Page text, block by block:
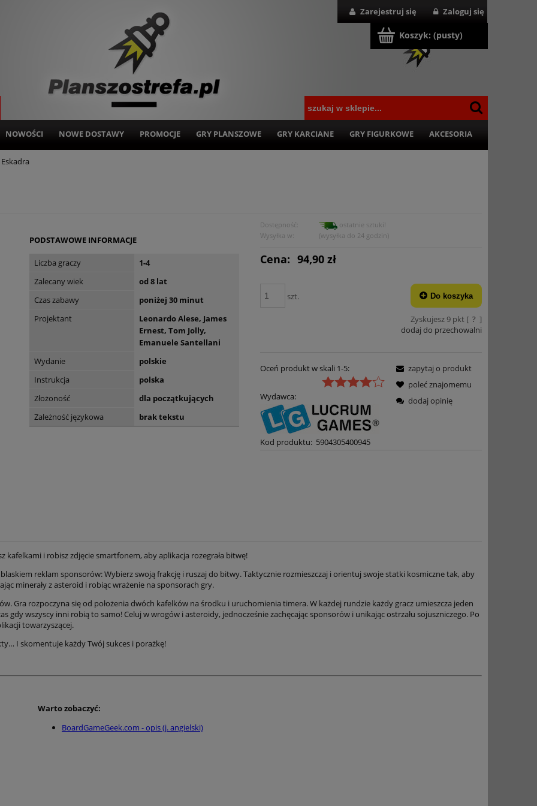
Zarejestruj się Zaloguj się
Koszyk: (pusty)
NOWOŚCI NOWE DOSTAWY PROMOCJE GRY PLANSZOWE GRY KARCIANE GRY FIGURKOWE AKCESORIA
PODSTAWOWE INFORMACJE
Liczba graczy
1-4
Zalecany wiek
od 8 lat
Czas zabawy
poniżej 30 minut
Projektant
Leonardo Alese, James
Ernest, Tom Jolly,
Emanuele Santellani
Wydanie
polskie
Instrukcja
polska
Złożoność
dla początkujących
Zależność językowa
brak tekstu
Dostępność:
ostatnie sztuki!
Wysyłka w:
(wysyłka do 24 godzin)
Cena: 94,90 zł
szt. Do koszyka
Zyskujesz 9pkt [ ? ]
dodaj do przechowalni
Oceń produkt w skali 1-5:
Wydawca:
Kod produktu: 5904305400945
zapytaj o produkt
poleć znajomemu
dodaj opinię
kafelkami i robisz zdjęcie smartfonem, aby aplikacja rozegrała bitwę!
reklam sponsorów: Wybierz swoją frakcję i ruszaj do bitwy. Taktycznie rozmieszczaj i orientuj swoje statki kosmiczne tak, aby
minerały z asteroid i robiąc wrażenie na sponsorach gry.
Gra rozpoczyna się od położenia dwóch kafelków na środku i uruchomienia timera. W każdej rundzie każdy gracz umieszcza jeden
wszyscy inni robią to samo! Celuj w wrogów i asteroidy, jednocześnie zachęcając sponsorów i unikając ostrzału sojuszniczego. Po
towarzyszącej.
I skomentuje każdy Twój sukces i porażkę!
Warto zobaczyć:
BoardGameGeek.com - opis (j. angielski)